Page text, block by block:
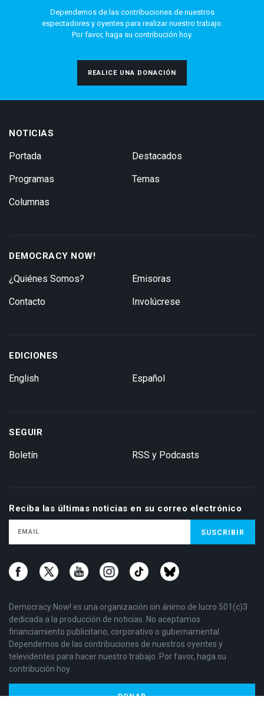
Dependemos de las contribuciones de nuestros
espectadores y oyentes para realizar nuestro trabajo.
Por favor, haga su contribución hoy.
REALICE UNA DONACIÓN
NOTICIAS
Portada
Programas
Columnas
Destacados
Temas
DEMOCRACY NOW!
¿Quiénes Somos?
Contacto
Emisoras
Involúcrese
EDICIONES
English Español
SEGUIR
Boletín RSS y Podcasts
Reciba las últimas noticias en su correo electrónico
Democracy Now! es una organización sin ánimo de lucro 501(c)3
dedicada a la producción de noticias. No aceptamos
financiamiento publicitario, corporativo o gubernamental.
Dependemos de las contribuciones de nuestros oyentes y
televidentes para hacer nuestro trabajo. Por favor, haga su
contribución hoy.
DONAR